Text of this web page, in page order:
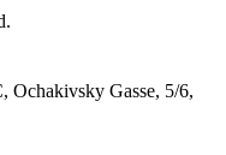
Gasse, 5/6,